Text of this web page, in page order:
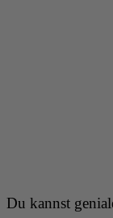
Du kannst